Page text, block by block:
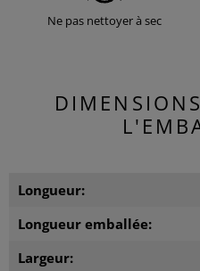
Ne pas nettoyer à sec
Longueur:
Longueur emballée:
Largeur: